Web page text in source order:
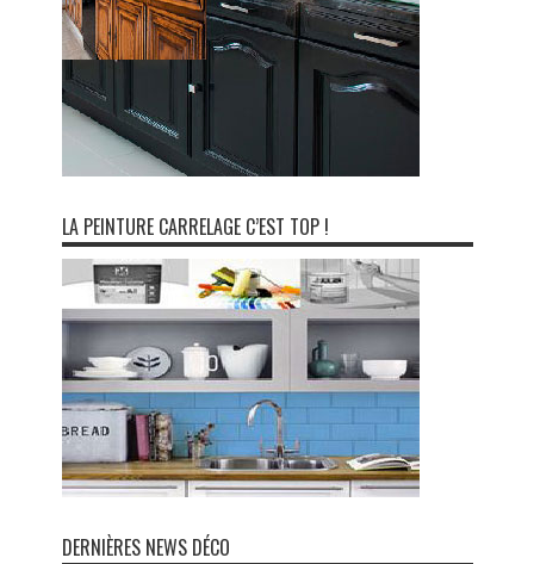
LA PEINTURE CARRELAGE C’EST TOP !
DERNIÈRES NEWS DÉCO